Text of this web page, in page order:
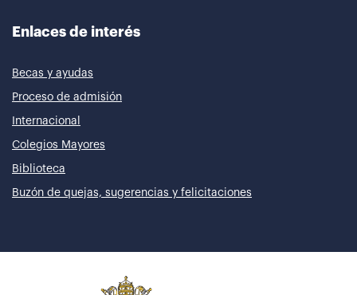
Enlaces de interés
Becas y ayudas
Proceso de admisión
Internacional
Colegios Mayores
Biblioteca
Buzón de quejas, sugerencias y felicitaciones